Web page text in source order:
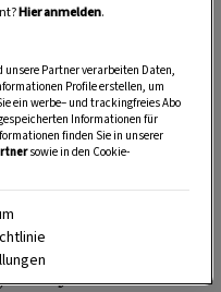
sie zu zerbeißen,
sowohl
gegen
Tropfen in einer
stechenden
Tropfen, auf der
Juckreiz und
Hier anmelden.
unsere Partner verarbeiten Daten,
Profile erstellen, um
ein werbe– und trackingfreies Abo
Informationen für
finden Sie in unserer
sowie in den Cookie-